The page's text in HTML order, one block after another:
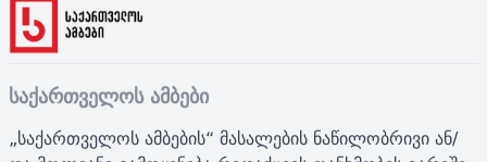
საქართველოს ამბები
„საქართველოს ამბების“ მასალების ნაწილობრივი ან/